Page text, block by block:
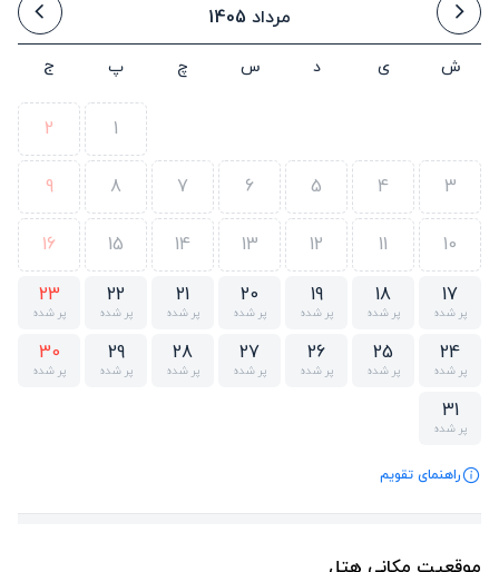
مرداد 1405
ش ی د س چ پ ج
1
2
3
4
5
6
7
8
9
10
11
12
13
14
15
16
17
پر شده
18
پر شده
19
پر شده
20
پر شده
21
پر شده
22
پر شده
23
پر شده
24
پر شده
25
پر شده
26
پر شده
27
پر شده
28
پر شده
29
پر شده
30
پر شده
31
پر شده
راهنمای تقویم